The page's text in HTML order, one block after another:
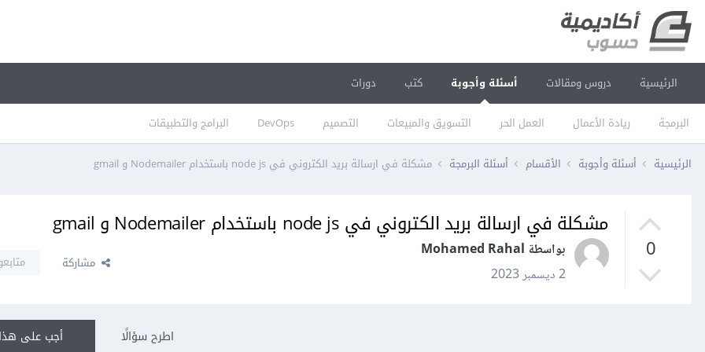
الرئيسية دروس ومقالات أسئلة وأجوبة
البرمجة ريادة الأعمال العمل الحر التسويق والمبيعات التصميم DevOps البرامج والتطبيقات
كتب دورات
الرئيسية أسئلة وأجوبة الأقسام أسئلة البرمجة مشكلة في ارسالة بريد الكتروني في node js باستخدام Nodemailer و gmail
0
مشكلة في ارسالة بريد الكتروني في node js باستخدام Nodemailer و gmail
بواسطة Mohamed Rahal
2 ديسمبر 2023
مشاركة
أجب على اطرح سؤالًا